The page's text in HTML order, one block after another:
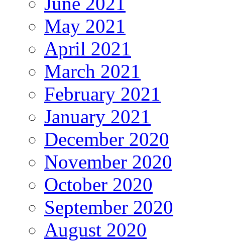
May 2021
April 2021
March 2021
February 2021
January 2021
December 2020
November 2020
October 2020
September 2020
August 2020